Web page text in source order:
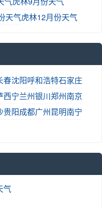
天气虎林12月份天气
春沈阳呼和浩特石家庄
西宁兰州银川郑州南京
贵阳成都广州昆明南宁
气